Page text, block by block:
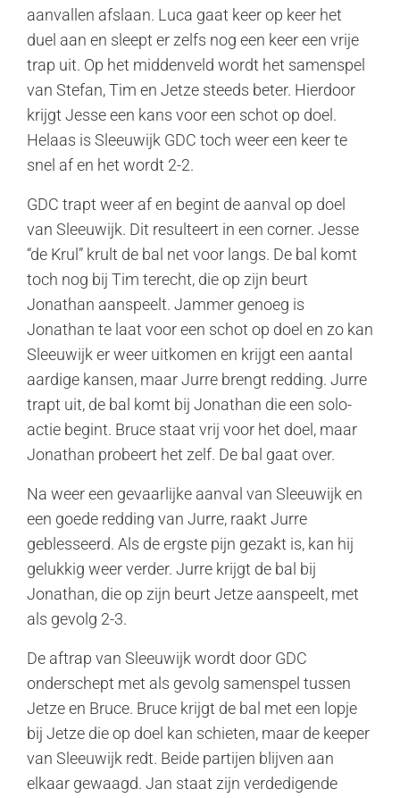
aanvallen afslaan. Luca gaat keer op keer het
duel aan en sleept er zelfs nog een keer een vrije
trap uit. Op het middenveld wordt het samenspel
van Stefan, Tim en Jetze steeds beter. Hierdoor
krijgt Jesse een kans voor een schot op doel.
Helaas is Sleeuwijk GDC toch weer een keer te
snel af en het wordt 2-2.
GDC trapt weer af en begint de aanval op doel
van Sleeuwijk. Dit resulteert in een corner. Jesse
“de Krul” krult de bal net voor langs. De bal komt
toch nog bij Tim terecht, die op zijn beurt
Jonathan aanspeelt. Jammer genoeg is
Jonathan te laat voor een schot op doel en zo kan
Sleeuwijk er weer uitkomen en krijgt een aantal
aardige kansen, maar Jurre brengt redding. Jurre
trapt uit, de bal komt bij Jonathan die een solo-
actie begint. Bruce staat vrij voor het doel, maar
Jonathan probeert het zelf. De bal gaat over.
Na weer een gevaarlijke aanval van Sleeuwijk en
een goede redding van Jurre, raakt Jurre
geblesseerd. Als de ergste pijn gezakt is, kan hij
gelukkig weer verder. Jurre krijgt de bal bij
Jonathan, die op zijn beurt Jetze aanspeelt, met
als gevolg 2-3.
De aftrap van Sleeuwijk wordt door GDC
onderschept met als gevolg samenspel tussen
Jetze en Bruce. Bruce krijgt de bal met een lopje
bij Jetze die op doel kan schieten, maar de keeper
van Sleeuwijk redt. Beide partijen blijven aan
elkaar gewaagd. Jan staat zijn verdedigende